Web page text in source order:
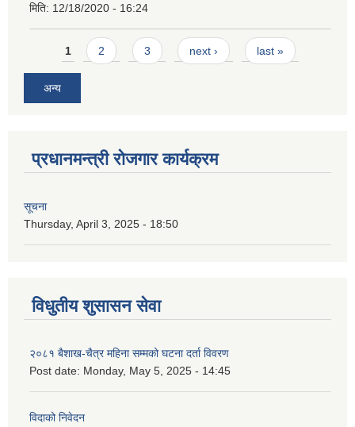
मिति: 12/18/2020 - 16:24
Pages
1 2 3 next › last »
अन्य
प्रधानमन्त्री रोजगार कार्यक्रम
सूचना
Thursday, April 3, 2025 - 18:50
विधुतीय शुसासन सेवा
२०८१ बैशाख-चैत्र महिना सम्मको घटना दर्ता विवरण
Post date: Monday, May 5, 2025 - 14:45
विदाको निवेदन